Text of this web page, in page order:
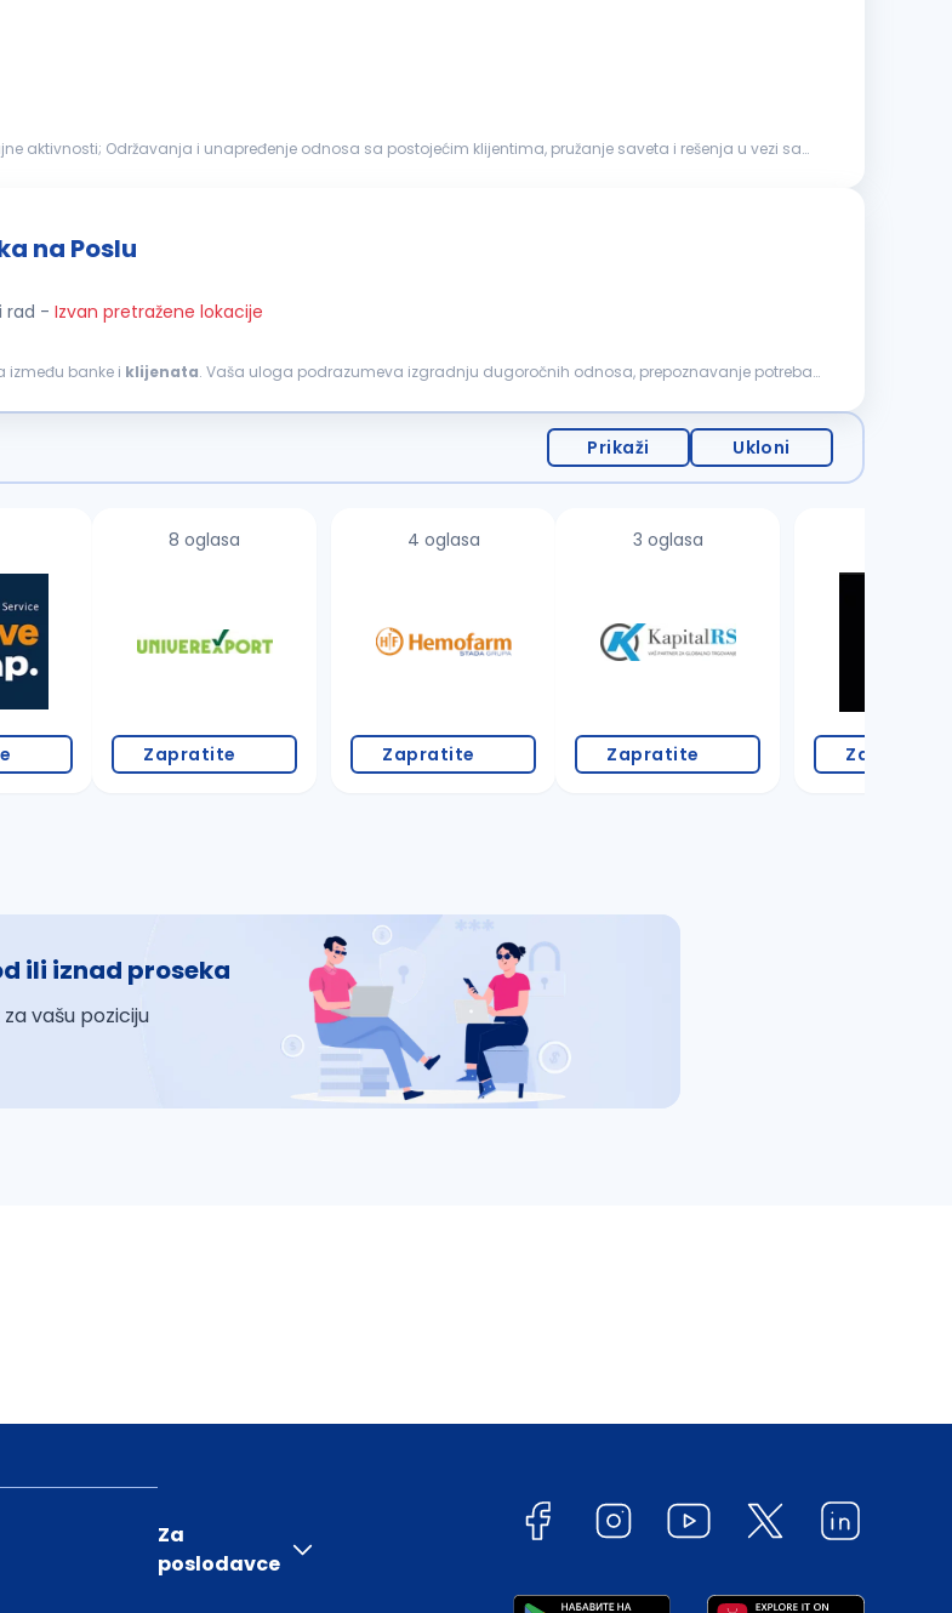
aktivnosti; Održavanja i unapređenje odnosa sa postojećim klijentima, pružanje saveta i rešenja u vezi sa
na Poslu
rad - Izvan pretražene lokacije
između banke i klijenata. Vaša uloga podrazumeva izgradnju dugoročnih odnosa, prepoznavanje potreba
Prikaži Ukloni
8 oglasa
Zapratite
4 oglasa
Zapratite
3 oglasa
Zapratite Zapratite
ili iznad proseka
vašu poziciju
Za
poslodavce